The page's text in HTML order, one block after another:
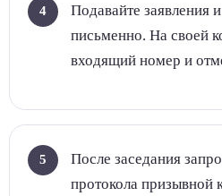
Подавайте заявления
письменно. На своей
входящий номер и
После заседания
протокола призывной